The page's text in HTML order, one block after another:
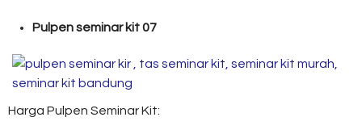
Pulpen seminar kit 07
Harga Pulpen Seminar Kit: